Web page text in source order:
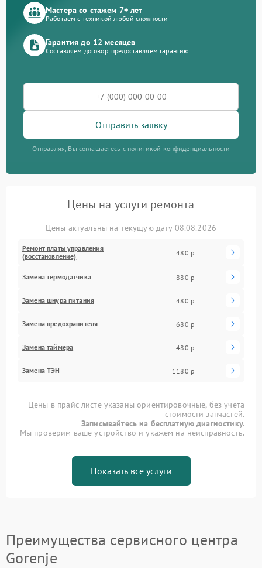
Мастера со стажем 7+ лет
Работаем с техникой любой сложности
Гарантия до 12 месяцев
Составляем договор, предоставляем гарантию
Отправить заявку
Отправляя, Вы соглашаетесь с политикой конфиденциальности
Цены на услуги ремонта
Цены актуальны на текущую дату 08.08.2026
Ремонт платы управления
(восстановление)
480 р
Замена термодатчика 880 р
Замена шнура питания 480 р
Замена предохранителя 680 р
Замена таймера 480 р
Замена ТЭН 1180 р
Цены в прайс-листе указаны ориентировочные, без учета
стоимости запчастей.
Записывайтесь на бесплатную диагностику.
Мы проверим ваше устройство и укажем на неисправность.
Показать все услуги
Преимущества сервисного центра
Gorenje